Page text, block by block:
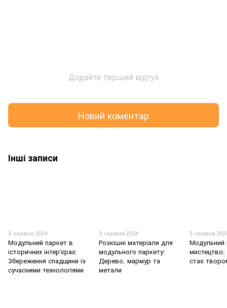
Додайте перший відгук
Новий коментар
Інші записи
3 червня 2024
Модульний паркет в
історичних інтер'єрах:
Збереження спадщини із
сучасними технологіями
3 червня 2024
Розкішні матеріали для
модульного паркету:
Дерево, мармур та
метали
3 червня
Модульний
мистецтво:
стає